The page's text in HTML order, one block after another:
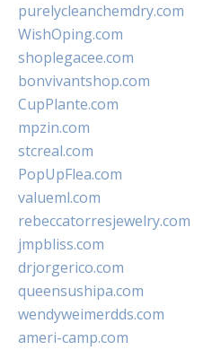
purelycleanchemdry.com
WishOping.com
shoplegacee.com
bonvivantshop.com
CupPlante.com
mpzin.com
stcreal.com
PopUpFlea.com
valueml.com
rebeccatorresjewelry.com
jmpbliss.com
drjorgerico.com
queensushipa.com
wendyweimerdds.com
ameri-camp.com